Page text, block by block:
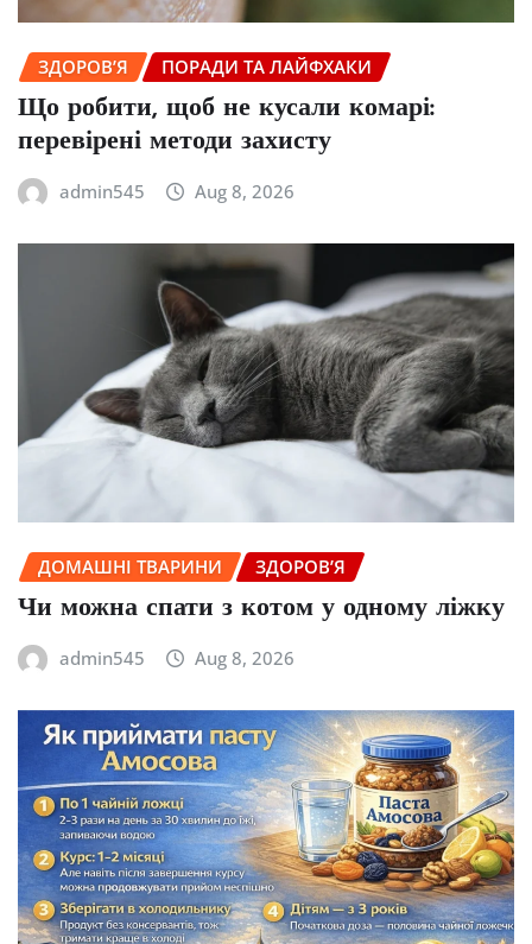
ЗДОРОВ’Я ПОРАДИ ТА ЛАЙФХАКИ
Що робити, щоб не кусали комарі:
перевірені методи захисту
admin545 Aug 8, 2026
ДОМАШНІ ТВАРИНИ ЗДОРОВ’Я
Чи можна спати з котом у одному ліжку
admin545 Aug 8, 2026